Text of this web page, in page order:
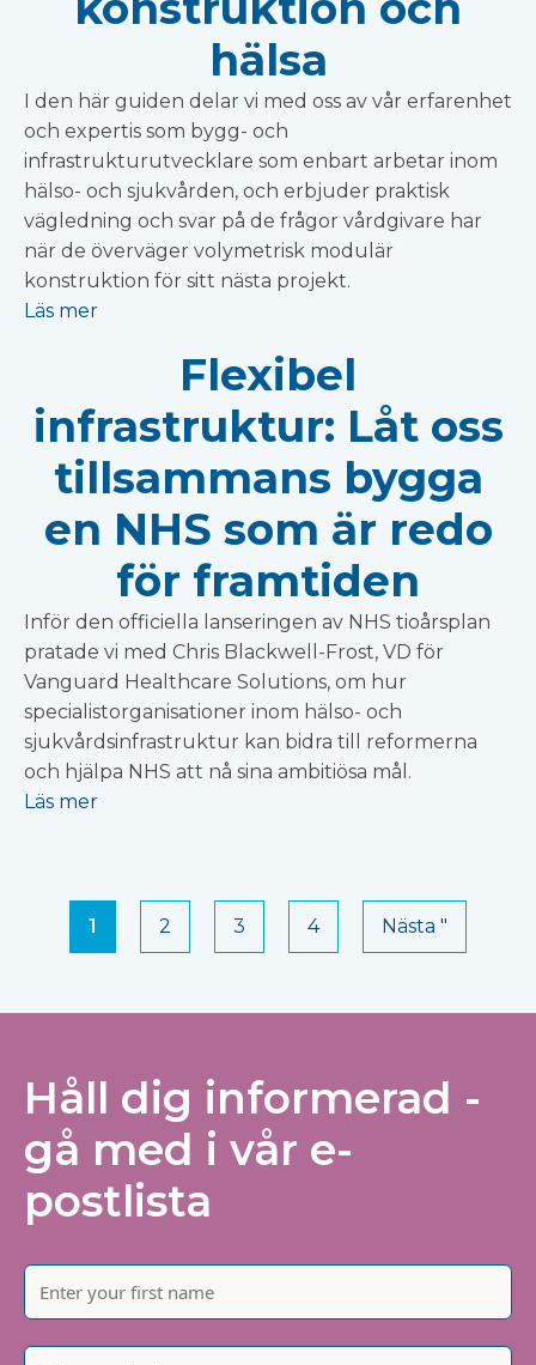
hälsa
I den här guiden delar vi med oss av vår erfarenhet
och expertis som bygg- och
infrastrukturutvecklare som enbart arbetar inom
hälso- och sjukvården, och erbjuder praktisk
vägledning och svar på de frågor vårdgivare har
när de överväger volymetrisk modulär
konstruktion för sitt nästa projekt.
Läs mer
Flexibel
infrastruktur: Låt oss
tillsammans bygga
en NHS som är redo
för framtiden
Inför den officiella lanseringen av NHS tioårsplan
pratade vi med Chris Blackwell-Frost, VD för
Vanguard Healthcare Solutions, om hur
specialistorganisationer inom hälso- och
sjukvårdsinfrastruktur kan bidra till reformerna
och hjälpa NHS att nå sina ambitiösa mål.
Läs mer
1 2 3 4 Nästa "
Håll dig informerad -
gå med i vår e-
postlista